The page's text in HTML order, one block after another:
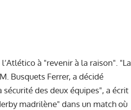
à "revenir à la raison". "La
Busquets Ferrer, a décidé
des deux équipes", a écrit
madrilène" dans un match où